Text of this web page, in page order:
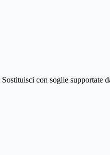
con soglie supportate